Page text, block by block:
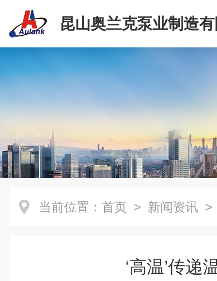
昆山奥兰克泵业制造
当前位置： 首页 > 新闻资讯 >
‘高温’传递